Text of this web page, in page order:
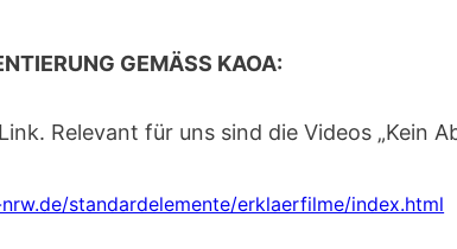
GEMÄSS KAOA:
Relevant für uns sind die Videos „Kein
standardelemente/erklaerfilme/index.html